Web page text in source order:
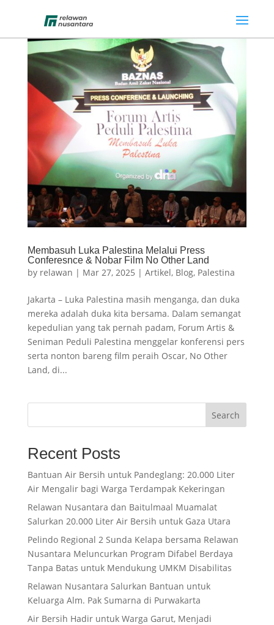
Membasuh Luka Palestina Melalui Press
Conferesnce & Nobar Film No Other Land
by relawan | Mar 27, 2025 | Artikel, Blog, Palestina
Jakarta – Luka Palestina masih menganga, dan duka
mereka adalah duka kita bersama. Dalam semangat
kepedulian yang tak pernah padam, Forum Artis &
Seniman Peduli Palestina menggelar konferensi pers
serta nonton bareng film peraih Oscar, No Other
Land, di...
Search
Recent Posts
Bantuan Air Bersih untuk Pandeglang: 20.000 Liter
Air Mengalir bagi Warga Terdampak Kekeringan
Relawan Nusantara dan Baitulmaal Muamalat
Salurkan 20.000 Liter Air Bersih untuk Gaza Utara
Pelindo Regional 2 Sunda Kelapa bersama Relawan
Nusantara Meluncurkan Program Difabel Berdaya
Tanpa Batas untuk Mendukung UMKM Disabilitas
Relawan Nusantara Salurkan Bantuan untuk
Keluarga Alm. Pak Sumarna di Purwakarta
Air Bersih Hadir untuk Warga Garut, Menjadi